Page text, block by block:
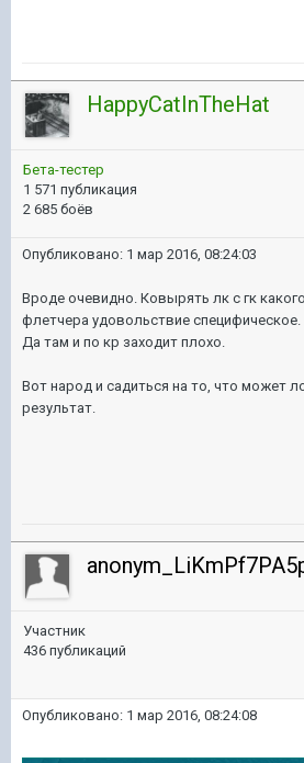
HappyCatInTheHat
Бета-тестер
1 571 публикация
2 685 боёв
Опубликовано: 1 мар 2016, 08:24:03
Вроде очевидно. Ковырять лк с гк
флетчера удовольствие специфическое.
Да там и по кр заходит плохо.
Вот народ и садиться на то, что может
результат.
Участник
436 публикаций
Опубликовано: 1 мар 2016, 08:24:08